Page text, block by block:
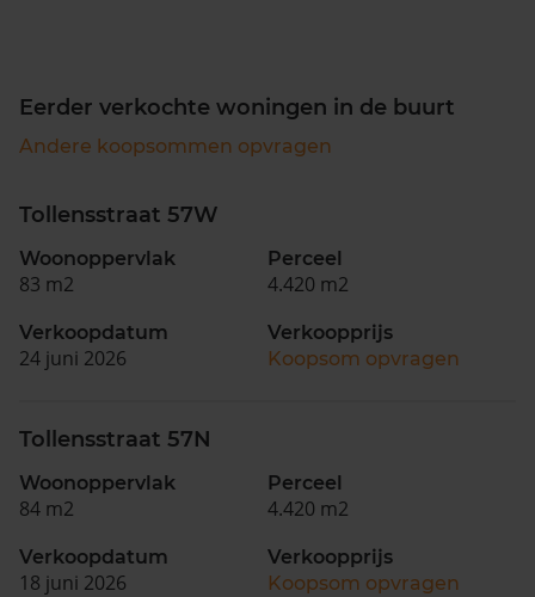
Eerder verkochte woningen in de buurt
Andere koopsommen opvragen
Tollensstraat 57W
Woonoppervlak
83 m2
Perceel
4.420 m2
Verkoopdatum
24 juni 2026
Verkoopprijs
Koopsom opvragen
Tollensstraat 57N
Woonoppervlak
84 m2
Perceel
4.420 m2
Verkoopdatum
18 juni 2026
Verkoopprijs
Koopsom opvragen